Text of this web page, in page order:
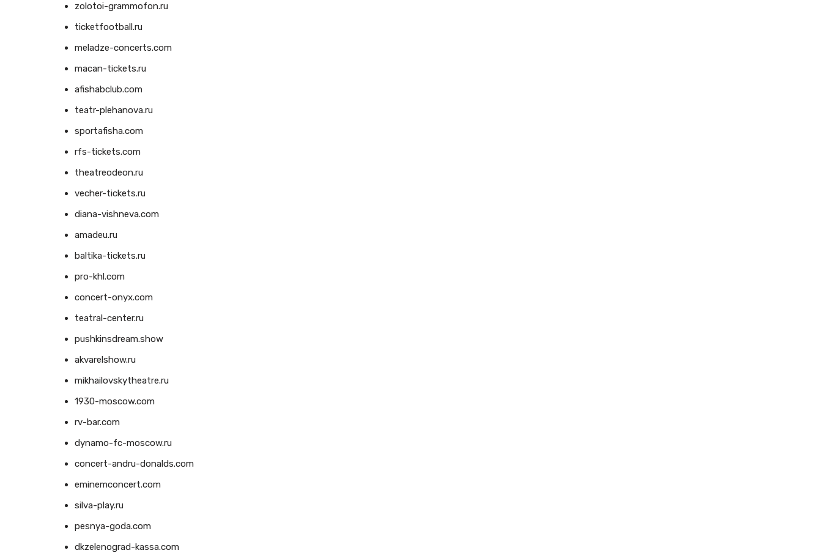
zolotoi-grammofon.ru
ticketfootball.ru
meladze-concerts.com
macan-tickets.ru
afishabclub.com
teatr-plehanova.ru
sportafisha.com
rfs-tickets.com
theatreodeon.ru
vecher-tickets.ru
diana-vishneva.com
amadeu.ru
baltika-tickets.ru
pro-khl.com
concert-onyx.com
teatral-center.ru
pushkinsdream.show
akvarelshow.ru
mikhailovskytheatre.ru
1930-moscow.com
rv-bar.com
dynamo-fc-moscow.ru
concert-andru-donalds.com
eminemconcert.com
silva-play.ru
pesnya-goda.com
dkzelenograd-kassa.com